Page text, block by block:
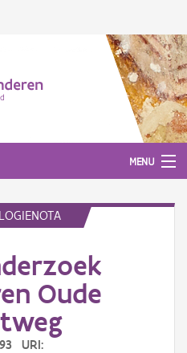
MENU
Oude
URI: